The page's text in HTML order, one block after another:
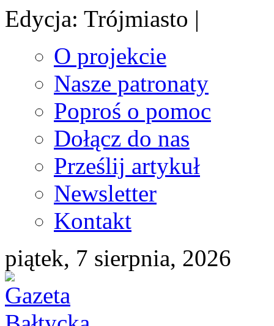
Edycja: Trójmiasto |
O projekcie
Nasze patronaty
Poproś o pomoc
Dołącz do nas
Prześlij artykuł
Newsletter
Kontakt
piątek, 7 sierpnia, 2026